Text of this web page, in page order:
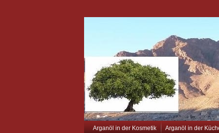
Arganöl in der Kosmetik Arganöl in der